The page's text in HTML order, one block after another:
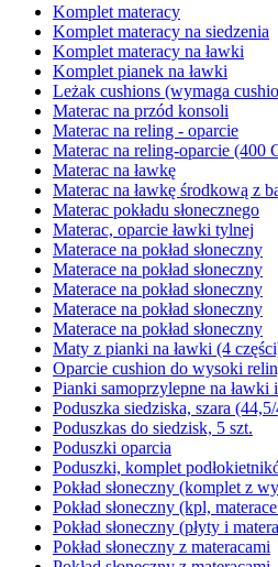
Komplet materacy
Komplet materacy na siedzenia
Komplet materacy na ławki
Komplet pianek na ławki
Leżak cushions (wymaga
Materac na przód konsoli
Materac na reling - oparcie
Materac na reling-oparcie (400
Materac na ławkę
Materac na ławkę środkową z
Materac pokładu słonecznego
Materac, oparcie ławki tylnej
Materace na pokład słoneczny
Materace na pokład słoneczny
Materace na pokład słoneczny
Materace na pokład słoneczny
Materace na pokład słoneczny
Maty z pianki na ławki (4
Oparcie cushion do wysoki
Pianki samoprzylepne na ławki
Poduszka siedziska, szara
Poduszkas do siedzisk, 5 szt.
Poduszki oparcia
Poduszki, komplet
Pokład słoneczny (komplet z
Pokład słoneczny (kpl,
Pokład słoneczny (płyty i
Pokład słoneczny z materacami